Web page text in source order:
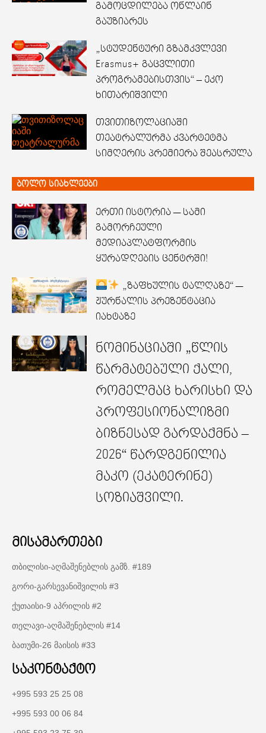
გამოცდილება ონლაინ
გაუზიარეს
„სტუდენტური გზამკვლევი
Erasmus+ გაცვლითი
პროგრამებისთვის“ – ეკო
ხითარიშვილი
თვითიზოლაციაში
თეატრალურმა კვარტეტმა
სიმღერის პრემიერა შეასრულა
ბოლო სიახლეები
ერთი ისტორია — სამი
გამორჩეული
მედიაპლატფორმის
ყურადღების ცენტრში!
„ზაფხულის ტალღაზე“ —
ჟურნალის პრეზენტაცია
იახტაზე
ნომინაციაში „წლის
წარმატებული ქალი,
რომელმაც ხარისხი და
პროფესიონალიზმი
ბიზნესად გარდაქმნა –
2026“ წარდგენილია
მაკო (ეკატერინე)
სოზიაშვილი.
მისამართები
თბილისი-აღმაშენებლის გამზ. #189
გორი-გარსევანიშვილის #3
ქუთაისი-9 აპრილის #2
თელავი-აღმაშენებლის #14
ბათუმი-26 მაისის #33
საკონტაქტო
+995 593 25 25 08
+995 593 00 06 84